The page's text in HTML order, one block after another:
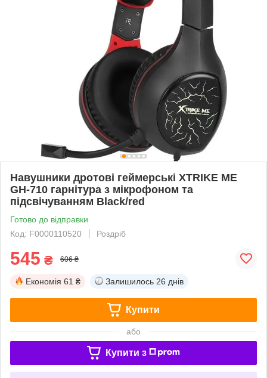
Навушники дротові геймерські XTRIKE ME
GH-710 гарнітура з мікрофоном та
підсвічуванням Black/red
Готово до відправки
Код: F0000110520
Роздріб
545 ₴ 606 ₴
Економія 61 ₴ Залишилось 26 днів
Купити
або
Купити з